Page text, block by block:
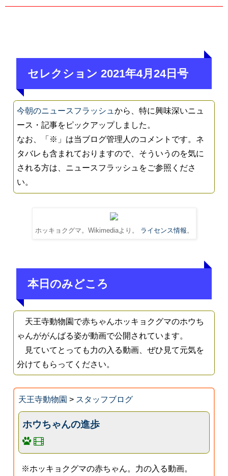
セレクション 2021年4月24日号
今朝のニュースフラッシュから、特に興味深いニュ
ース・記事をピックアップしました。
なお、「※」は当ブログ管理人のコメントです。ネ
タバレも含まれておりますので、そういうのを気に
される方は、ニュースフラッシュをご参照くださ
い。
ホッキョクグマ。Wikimediaより。 ライセンス情報 。
本日のみどころ
天王寺動物園で赤ちゃんホッキョクグマのホウち
ゃんががんばる姿が動画で公開されています。
見ていてとっても力の入る動画、ぜひ見て元気を
分けてもらってください。
天王寺動物園 > スタッフブログ
ホウちゃんの進歩
※ホッキョクグマの赤ちゃん。力の入る動画。